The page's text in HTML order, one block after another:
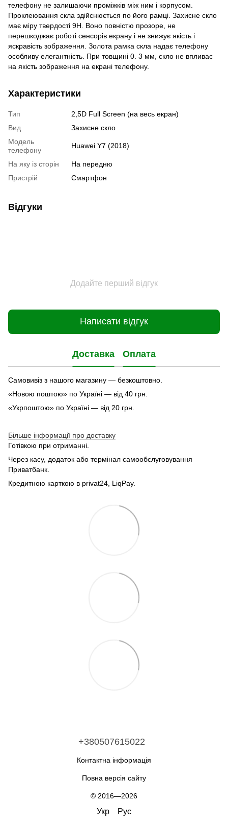
телефону не залишаючи проміжків між ним і корпусом.
Проклеювання скла здійснюється по його рамці. Захисне скло
має міру твердості 9Н. Воно повністю прозоре, не
перешкоджає роботі сенсорів екрану і не знижує якість і
яскравість зображення. Золота рамка скла надає телефону
особливу елегантність. При товщині 0. 3 мм, скло не впливає
на якість зображення на екрані телефону.
Характеристики
Тип
2,5D Full Screen (на весь екран)
Вид
Захисне скло
Модель
телефону
Huawei Y7 (2018)
На яку із сторін
На передню
Пристрiй
Смартфон
Відгуки
Додайте перший відгук
Написати відгук
Доставка Оплата
Самовивіз з нашого магазину — безкоштовно.
«Новою поштою» по Україні — від 40 грн.
«Укрпоштою» по Україні — від 20 грн.
Більше інформації про доставку
Готівкою при отриманні.
Через касу, додаток або термінал самообслуговування
Приватбанк.
Кредитною карткою в privat24, LiqPay.
+380507615022
Контактна інформація
Повна версія сайту
© 2016—2026
Укр Рус